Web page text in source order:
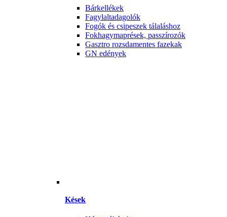
Bárkellékek
Fagylaltadagolók
Fogók és csipeszek tálaláshoz
Fokhagymaprések, passzírozók
Gasztro rozsdamentes fazekak
GN edények
Kések